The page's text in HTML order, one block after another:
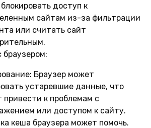
доступ к
сайтам из-за фильтрации
или считать сайт
браузером:
Браузер может
устаревшие данные, что
привести к проблемам с
или доступом к сайту.
кеша браузера может помочь.